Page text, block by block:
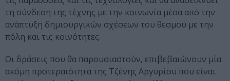
τη σύνδεση της τέχνης με την κοινωνία μέσα από την
ανάπτυξη δημιουργικών σχέσεων του θεσμού με την
πόλη και τις κοινότητες.
Οι δράσεις που θα παρουσιαστούν, επιβεβαιώνουν μία
ακόμη προτεραιότητα της Τζένης Αργυρίου που είναι